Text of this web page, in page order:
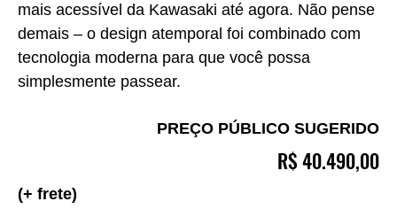
mais acessível da Kawasaki até agora. Não pense
demais – o design atemporal foi combinado com
tecnologia moderna para que você possa
simplesmente passear.
PREÇO PÚBLICO SUGERIDO
R$‎‎ 40.490,00
(+ frete)